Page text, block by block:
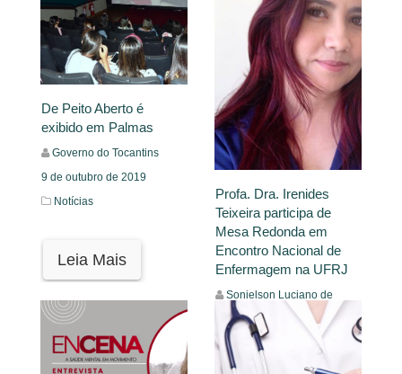
30 de outubro de 2023
Covid-19: vozes
silenciadas,Relato,Séries
Leia Mais
De Peito Aberto é
exibido em Palmas
Governo do Tocantins
9 de outubro de 2019
Notícias
Leia Mais
Profa. Dra. Irenides
Teixeira participa de
Mesa Redonda em
Encontro Nacional de
Enfermagem na UFRJ
Sonielson Luciano de
Sousa
10 de maio de 2019
Notícias